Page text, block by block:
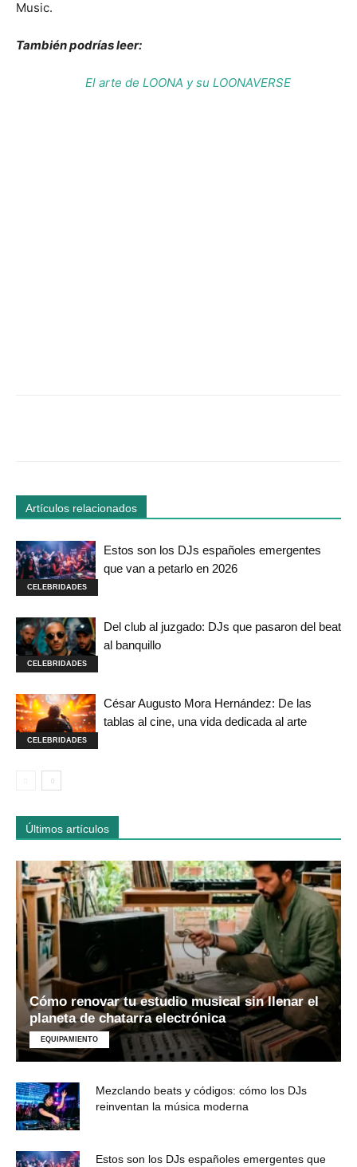
Music.
También podrías leer:
El arte de LOONA y su LOONAVERSE
Artículos relacionados
CELEBRIDADES
Estos son los DJs españoles emergentes
que van a petarlo en 2026
CELEBRIDADES
Del club al juzgado: DJs que pasaron del beat
al banquillo
CELEBRIDADES
César Augusto Mora Hernández: De las
tablas al cine, una vida dedicada al arte
Últimos artículos
Cómo renovar tu estudio musical sin llenar el
planeta de chatarra electrónica
EQUIPAMIENTO
Mezclando beats y códigos: cómo los DJs
reinventan la música moderna
Estos son los DJs españoles emergentes que